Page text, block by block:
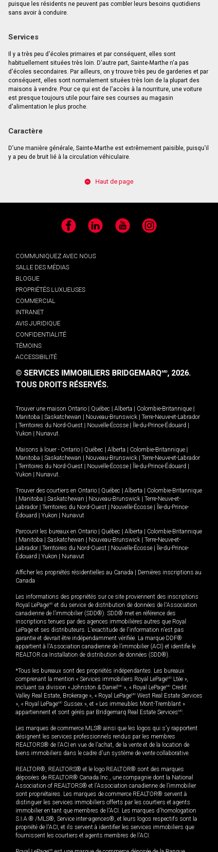
puisque les résidents ne peuvent pas combler leurs besoins quotidiens
sans avoir à conduire.
Services
Il y a très peu d'écoles primaires et par conséquent, elles sont
habituellement situées très loin. D'autre part, Sainte-Marthe n'a pas
d'écoles secondaires. Par ailleurs, on y trouve très peu de garderies et par
conséquent, elles sont normalement situées très loin de la plupart des
maisons à vendre. Pour ce qui est de l'accès à la nourriture, une voiture
est presque toujours utile pour faire ses courses au magasin
d'alimentation le plus proche.
Caractère
D'une manière générale, Sainte-Marthe est extrêmement paisible, puisqu'il
y a peu de bruit lié à la circulation véhiculaire.
Haut de page
Facebook LinkedIn YouTube Instagram
COMMUNIQUEZ AVEC NOUS
SALLE DES MÉDIAS
BLOGUE
PROPRIÉTÉS LUXUEUSES
COMMERCIAL
INTRANET
AVIS JURIDIQUE
CONFIDENTIALITÉ
TÉMOINS
ACCESSIBILITÉ
© SERVICES IMMOBILIERS BRIDGEMARQMD, 2026.
TOUS DROITS RÉSERVÉS.
Trouver une maison Ontario | Québec | Alberta | Colombie-Britannique |
Manitoba | Saskatchewan | Nouveau-Brunswick | Terre-Neuve-et-Labrador
| Territoires du Nord-Ouest | Nouvelle-Écosse | Île-du-Prince-Édouard |
Yukon | Nunavut.
Maisons à louer - Ontario | Québec | Alberta | Colombie-Britannique |
Manitoba | Saskatchewan | Nouveau-Brunswick | Terre-Neuve-et-Labrador
| Territoires du Nord-Ouest | Nouvelle-Écosse | Île-du-Prince-Édouard |
Yukon | Nunavut.
Trouver des courtiers en Ontario | Québec | Alberta | Colombie-Britannique
| Manitoba | Saskatchewan | Nouveau-Brunswick | Terre-Neuve-et-
Labrador | Territoires du Nord-Ouest | Nouvelle-Écosse | Île-du-Prince-
Édouard | Yukon | Nunavut
Parcourir les bureaux en Ontario | Québec | Alberta | Colombie-Britannique
| Manitoba | Saskatchewan | Nouveau-Brunswick | Terre-Neuve-et-
Labrador | Territoires du Nord-Ouest | Nouvelle-Écosse | Île-du-Prince-
Édouard | Yukon | Nunavut
Afficher les propriétés résidentielles au Canada | Dernières inscriptions au
Canada
Les informations des propriétés sur ce site proviennent des inscriptions
Royal LePageMD et du service de distribution de données de l'Association
canadienne de l’immobilier (SDD®). SDD® met en référence des
inscriptions tenues par des agences immobilières autres que Royal
LePage et ses distributeurs. L'exactitude de l'information n'est pas
garantie et devrait être indépendamment vérifiée. La marque DDF®
appartient à l'Association canadienne de l’immobilier (ACI) et identifie le
REALTOR.ca Installation de distribution de données (SDD®).
*Tous les bureaux sont des propriétés indépendantes. Les bureaux
comprenant la mention « Services immobiliers Royal LePageMD Ltée »,
incluant sa division « Johnston & Daniel MD », « Royal LePageMD Credit
Valley Real Estate, Brokerage », « Royal LePageMD West Real Estate Services
», « Royal LePageMD Sussex », et « Les immeubles Mont-Tremblant »
appartiennent et sont gérés par Bridgemarq Real Estate ServicesMD.
Les marques de commerce MLS® ainsi que les logos qui s'y rapportent
désignent les services professionnels rendus par les membres
REALTORS® de l'ACI en vue de l'achat, de la vente et de la location de
biens immobiliers dans le cadre d'un système de vente collaborative.
REALTOR®, REALTORS® et le logo REALTOR® sont des marques
déposées de REALTOR® Canada Inc., une compagnie dont la National
Association of REALTORS® et l'Association canadienne de l’immobilier
sont propriétaires. Les marques de commerce REALTOR® servent à
distinguer les services immobiliers offerts par les courtiers et agents
immobilier en tant que membres de l'ACI. Les marques d'homologation
S.I.A.® /MLS®, Service inter-agences®, et leurs logos respectifs sont la
propriété de l'ACI, et ils servent à identifier les services immobiliers que
fournissent les courtiers et agents membres de l'ACI.
MD